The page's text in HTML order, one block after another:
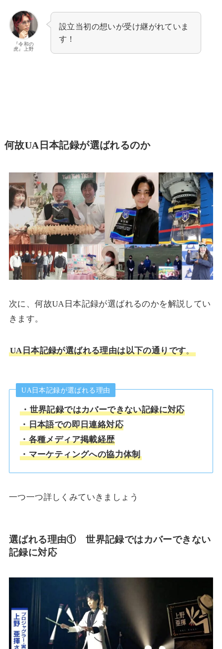
『令和の
虎』上野
設立当初の想いが受け継がれていま
す！
何故UA日本記録が選ばれるのか
次に、何故UA日本記録が選ばれるのかを解説してい
きます。
UA日本記録が選ばれる理由は以下の通りです。
UA日本記録が選ばれる理由
・世界記録ではカバーできない記録に対応
・日本語での即日連絡対応
・各種メディア掲載経歴
・マーケティングへの協力体制
一つ一つ詳しくみていきましょう
選ばれる理由① 世界記録ではカバーできない
記録に対応